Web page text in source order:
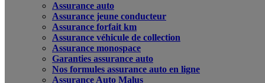
Assurance auto
Assurance jeune conducteur
Assurance forfait km
Assurance véhicule de collection
Assurance monospace
Garanties assurance auto
Nos formules assurance auto en ligne
Assurance Auto Malus